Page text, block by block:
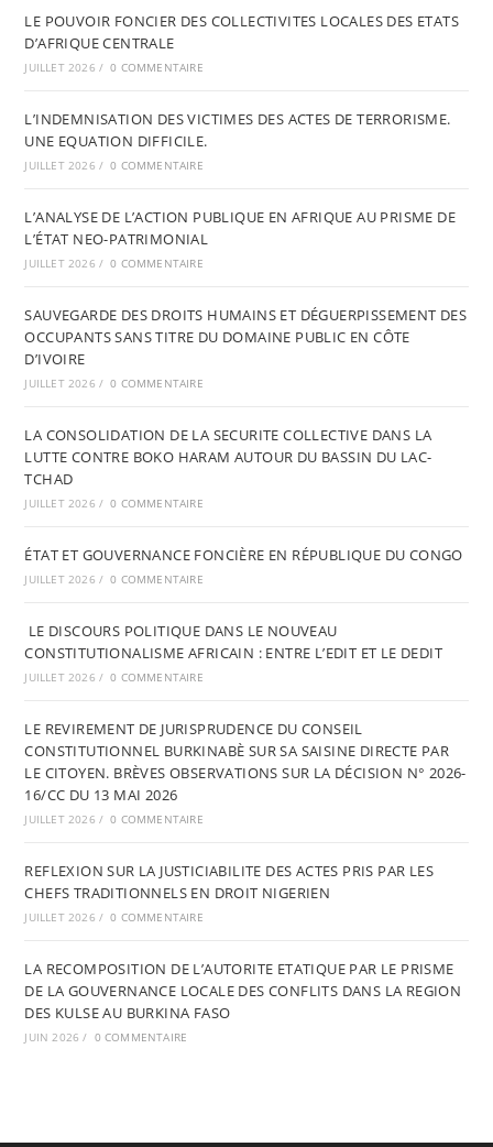
LE POUVOIR FONCIER DES COLLECTIVITES LOCALES DES ETATS
D’AFRIQUE CENTRALE
JUILLET 2026 / 0 COMMENTAIRE
L’INDEMNISATION DES VICTIMES DES ACTES DE TERRORISME.
UNE EQUATION DIFFICILE.
JUILLET 2026 / 0 COMMENTAIRE
L’ANALYSE DE L’ACTION PUBLIQUE EN AFRIQUE AU PRISME DE
L’ÉTAT NEO-PATRIMONIAL
JUILLET 2026 / 0 COMMENTAIRE
SAUVEGARDE DES DROITS HUMAINS ET DÉGUERPISSEMENT DES
OCCUPANTS SANS TITRE DU DOMAINE PUBLIC EN CÔTE
D’IVOIRE
JUILLET 2026 / 0 COMMENTAIRE
LA CONSOLIDATION DE LA SECURITE COLLECTIVE DANS LA
LUTTE CONTRE BOKO HARAM AUTOUR DU BASSIN DU LAC-
TCHAD
JUILLET 2026 / 0 COMMENTAIRE
ÉTAT ET GOUVERNANCE FONCIÈRE EN RÉPUBLIQUE DU CONGO
JUILLET 2026 / 0 COMMENTAIRE
LE DISCOURS POLITIQUE DANS LE NOUVEAU
CONSTITUTIONALISME AFRICAIN : ENTRE L’EDIT ET LE DEDIT
JUILLET 2026 / 0 COMMENTAIRE
LE REVIREMENT DE JURISPRUDENCE DU CONSEIL
CONSTITUTIONNEL BURKINABÈ SUR SA SAISINE DIRECTE PAR
LE CITOYEN. BRÈVES OBSERVATIONS SUR LA DÉCISION N° 2026-
16/CC DU 13 MAI 2026
JUILLET 2026 / 0 COMMENTAIRE
REFLEXION SUR LA JUSTICIABILITE DES ACTES PRIS PAR LES
CHEFS TRADITIONNELS EN DROIT NIGERIEN
JUILLET 2026 / 0 COMMENTAIRE
LA RECOMPOSITION DE L’AUTORITE ETATIQUE PAR LE PRISME
DE LA GOUVERNANCE LOCALE DES CONFLITS DANS LA REGION
DES KULSE AU BURKINA FASO
JUIN 2026 / 0 COMMENTAIRE